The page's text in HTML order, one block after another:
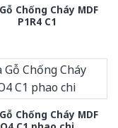
Chống Cháy MDF
P1R4 C1
Chống Cháy MDF